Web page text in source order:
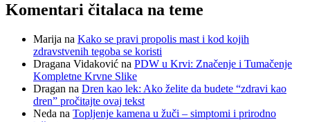
Komentari čitalaca na teme
Marija na Kako se pravi propolis mast i kod kojih
zdravstvenih tegoba se koristi
Dragana Vidaković na PDW u Krvi: Značenje i Tumačenje
Kompletne Krvne Slike
Dragan na Dren kao lek: Ako želite da budete “zdravi kao
dren” pročitajte ovaj tekst
Neda na Topljenje kamena u žuči – simptomi i prirodno